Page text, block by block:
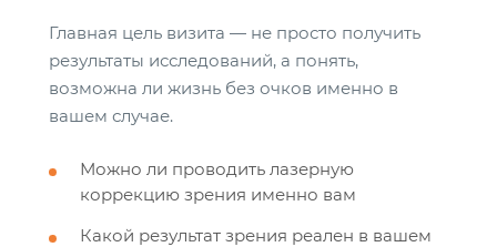
Главная цель визита — не просто получить
результаты исследований, а понять,
возможна ли жизнь без очков именно в
вашем случае.
Можно ли проводить лазерную
коррекцию зрения именно вам
Какой результат зрения реален в вашем